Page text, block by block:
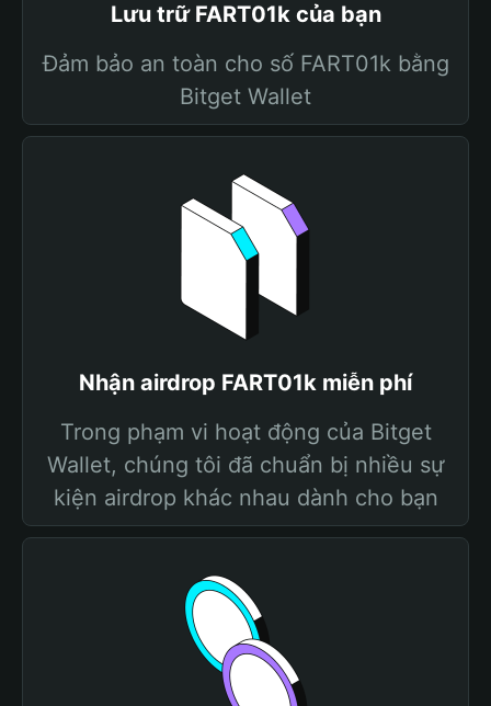
Lưu trữ FART01k của bạn
Đảm bảo an toàn cho số FART01k bằng
Bitget Wallet
Nhận airdrop FART01k miễn phí
Trong phạm vi hoạt động của Bitget
Wallet, chúng tôi đã chuẩn bị nhiều sự
kiện airdrop khác nhau dành cho bạn